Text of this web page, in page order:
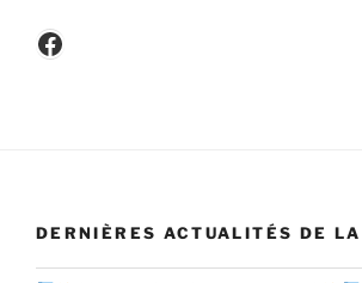
Facebook
DERNIÈRES ACTUALITÉS DE